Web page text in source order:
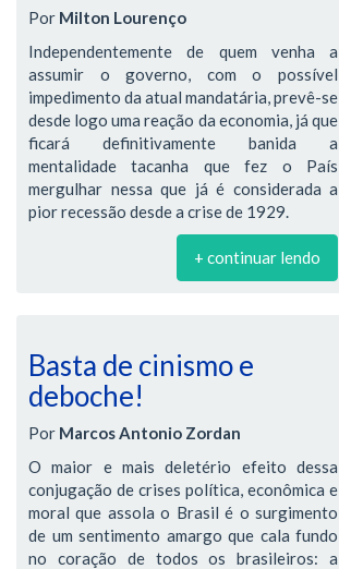
Por Milton Lourenço
Independentemente de quem venha a
assumir o governo, com o possível
impedimento da atual mandatária, prevê-se
desde logo uma reação da economia, já que
ficará definitivamente banida a
mentalidade tacanha que fez o País
mergulhar nessa que já é considerada a
pior recessão desde a crise de 1929.
+ continuar lendo
Basta de cinismo e
deboche!
Por Marcos Antonio Zordan
O maior e mais deletério efeito dessa
conjugação de crises política, econômica e
moral que assola o Brasil é o surgimento
de um sentimento amargo que cala fundo
no coração de todos os brasileiros: a